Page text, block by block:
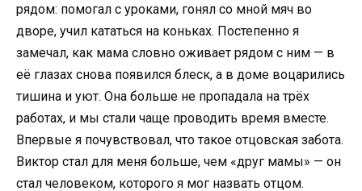
рядом: помогал с уроками, гонял со мной мяч во
дворе, учил кататься на коньках. Постепенно я
замечал, как мама словно оживает рядом с ним — в
её глазах снова появился блеск, а в доме воцарились
тишина и уют. Она больше не пропадала на трёх
работах, и мы стали чаще проводить время вместе.
Впервые я почувствовал, что такое отцовская забота.
Виктор стал для меня больше, чем «друг мамы» — он
стал человеком, которого я мог назвать отцом.